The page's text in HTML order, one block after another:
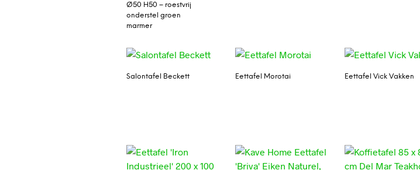
Ø50 H50 – roestvrij
onderstel groen
marmer
Salontafel Beckett Eettafel Morotai Eettafel Vick Vakken